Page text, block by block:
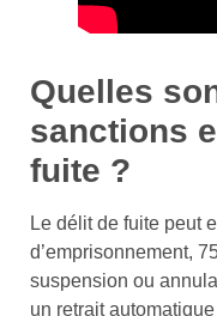
Quelles
sanctions
fuite ?
Le délit de fuite peut
d’emprisonnement,
suspension ou
un retrait